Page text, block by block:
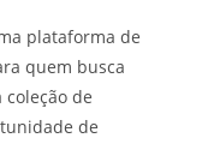
plataforma de
quem busca
de
de